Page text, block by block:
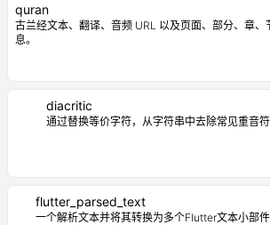
quran
古兰经文本、翻译、音频 URL 以及页面、部分、章
息。
diacritic
通过替换等价字符，从字符串中去除常见重音符
flutter_parsed_text
一个解析文本并将其转换为多个Flutter文本小部件